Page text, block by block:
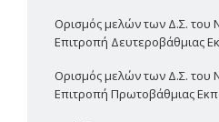
Ορισμός μελών των Δ.Σ. του
Επιτροπή Δευτεροβάθμιας
Ορισμός μελών των Δ.Σ. του
Επιτροπή Πρωτοβάθμιας